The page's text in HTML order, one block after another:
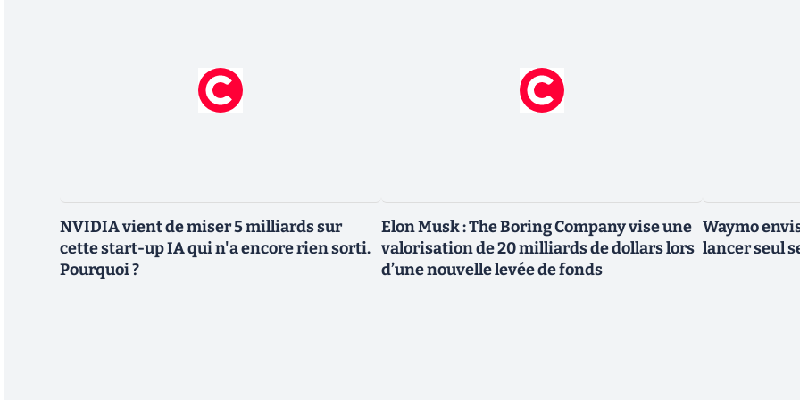
NVIDIA vient de miser 5 milliards sur
cette start-up IA qui n'a encore rien sorti.
Pourquoi ?
Elon Musk : The Boring Company vise une
valorisation de 20 milliards de dollars lors
d’une nouvelle levée de fonds
Waymo
lancer seul